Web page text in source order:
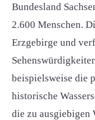
Bundesland
2.600 Menschen.
Erzgebirge und
beispielsweise die
historische
die zu ausgiebigen